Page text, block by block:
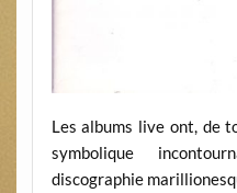
Les albums live ont, de
symbolique
discographie